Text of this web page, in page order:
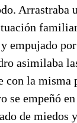
Arrastraba
empujado
asimilaba
con la misma
se empeñó
de miedos